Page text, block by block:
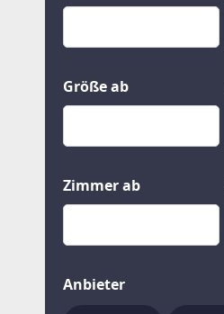
Grund und Boden
Kauf
Größe ab
Zimmer ab
Anbieter